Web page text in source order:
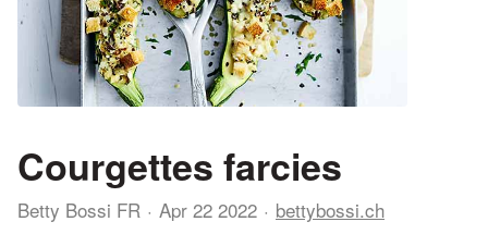
Courgettes farcies
Betty Bossi FR Apr 22 2022 bettybossi.ch